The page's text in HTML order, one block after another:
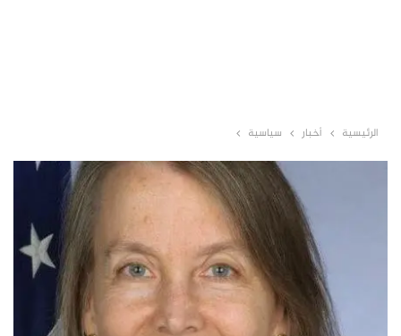
الرئيسية أخبار سياسية